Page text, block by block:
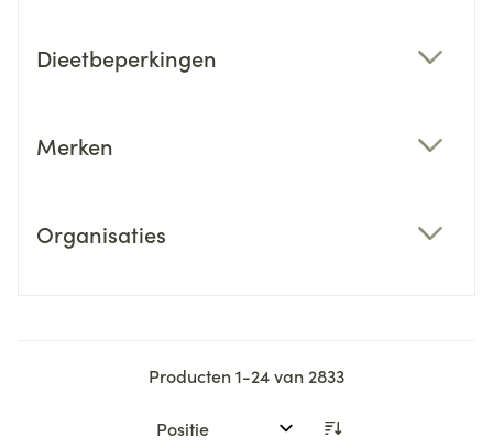
Dieetbeperkingen
Merken
Organisaties
Producten1-24van 2833
Sorteer op: